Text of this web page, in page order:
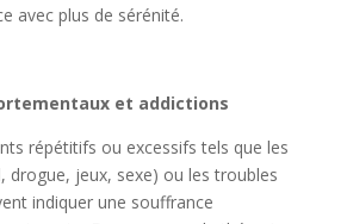
avec plus de sérénité.
et addictions
répétitifs ou excessifs tels que les
drogue, jeux, sexe) ou les troubles
indiquer une souffrance